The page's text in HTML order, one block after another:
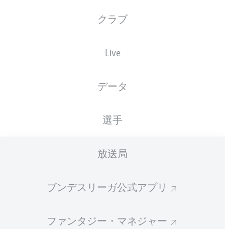
クラブ
Live
データ
選手
放送局
ブンデスリーガ公式アプリ
ファンタジー・マネジャー
04.11.1997